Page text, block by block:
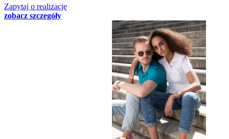
Zapytaj o realizację
zobacz szczegóły